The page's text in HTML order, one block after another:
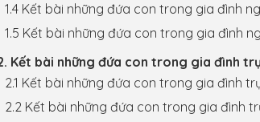
1.4 Kết bài những đứa con trong gia đình
1.5 Kết bài những đứa con trong gia đình
Kết bài những đứa con trong gia đình
2.1 Kết bài những đứa con trong gia đình
2.2 Kết bài những đứa con trong gia đình